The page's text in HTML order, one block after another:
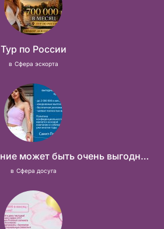
Тур по России
в Сфера эскорта
Интересное общение может быть очень выгодным! Проверь, и ты не пожалеешь! 2 000 000₽
в Сфера досуга